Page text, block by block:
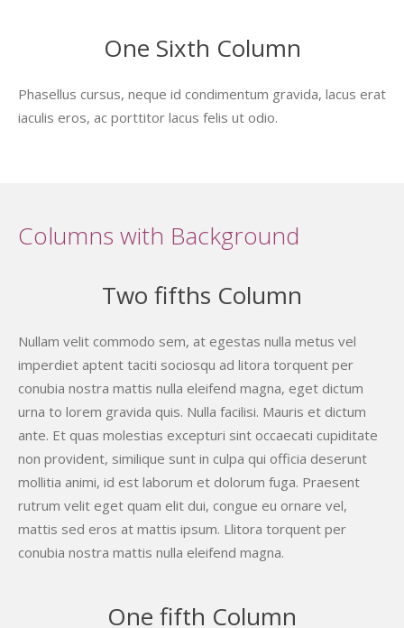
One Sixth Column
Phasellus cursus, neque id condimentum gravida, lacus erat
iaculis eros, ac porttitor lacus felis ut odio.
Columns with Background
Two fifths Column
Nullam velit commodo sem, at egestas nulla metus vel
imperdiet aptent taciti sociosqu ad litora torquent per
conubia nostra mattis nulla eleifend magna, eget dictum
urna to lorem gravida quis. Nulla facilisi. Mauris et dictum
ante. Et quas molestias excepturi sint occaecati cupiditate
non provident, similique sunt in culpa qui officia deserunt
mollitia animi, id est laborum et dolorum fuga. Praesent
rutrum velit eget quam elit dui, congue eu ornare vel,
mattis sed eros at mattis ipsum. Llitora torquent per
conubia nostra mattis nulla eleifend magna.
One fifth Column